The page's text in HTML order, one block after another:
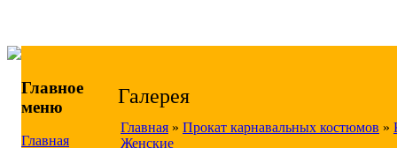
Главное
меню
Главная
Галерея
Главная » Прокат карнавальных костюмов »
Женские